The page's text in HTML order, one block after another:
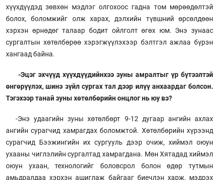
хүүхдүүдэд зөвхөн мэдлэг олгохоос гадна том мөрөөдөлтэй
болох, боломжийг олж харах, дэлхийн түвшний өрсөлдөөн
хэрхэн өрнөдөг талаар бодит ойлголт өгөх юм. Энэ зунаас
сургалтын хөтөлбөрөө хэрэгжүүлэхээр бэлтгэл ажлаа бүрэн
хангаад байна.
-Эцэг эхчүүд хүүхдүүдийнхээ зуны амралтыг үр бүтээлтэй
өнгөрүүлэх, шинэ зүйл сургах тал дээр илүү анхаардаг болсон.
Тэгэхээр танай зуны хөтөлбөрийн онцлог нь юу вэ?
-Энэ удаагийн зуны хөтөлбөрт 9-12 дугаар ангийн ахлах
ангийн сурагчид хамрагдах боломжтой. Хөтөлбөрийн хүрээнд
сурагчид Бээжингийн их сургууль дээр очиж, хиймэл оюун
ухааны чиглэлийн сургалтад хамрагдана. Мөн Хятадад хиймэл
оюун ухаан, технологийг боловсрол болон өдөр тутмын
амьдралдаа хэрхэн ашиглаж байгааг биечлэн харж, мэдрэх